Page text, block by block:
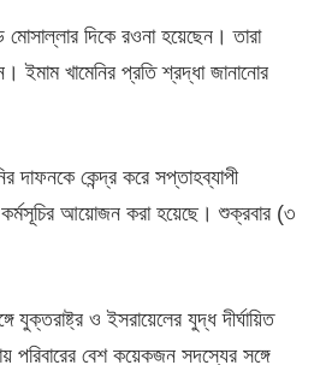
দিকে রওনা হয়েছেন। তারা
ইমাম খামেনির প্রতি শ্রদ্ধা জানানোর
দাফনকে কেন্দ্র করে সপ্তাহব্যাপী
আয়োজন করা হয়েছে। শুক্রবার (৩
যুক্তরাষ্ট্র ও ইসরায়েলের যুদ্ধ দীর্ঘায়িত
পরিবারের বেশ কয়েকজন সদস্যের সঙ্গে